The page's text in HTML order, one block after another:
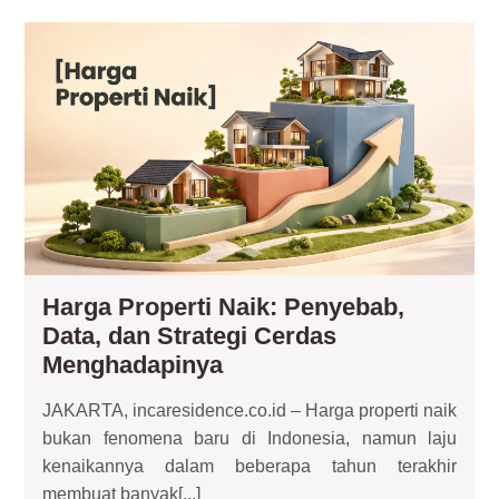
Luas
Harga Properti Naik: Penyebab,
Data, dan Strategi Cerdas
MenghadapinyaHarga
Naik:
Penyebab,
Data,
JAKARTA, incaresidence.co.id – Harga properti naik
bukan fenomena baru di Indonesia, namun laju
kenaikannya dalam beberapa tahun terakhir
membuat banyak[...]